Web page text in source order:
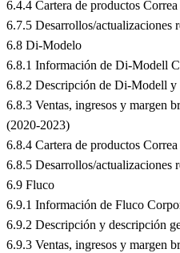
6.4.4 Cartera de productos
6.7.5 Desarrollos/actualizaciones
6.8 Di-Modelo
6.8.1 Información de Di-Modell
6.8.2 Descripción de Di-Modell y
6.8.3 Ventas, ingresos y margen
(2020-2023)
6.8.4 Cartera de productos
6.8.5 Desarrollos/actualizaciones
6.9 Fluco
6.9.1 Información de Fluco
6.9.2 Descripción y descripción
6.9.3 Ventas, ingresos y margen